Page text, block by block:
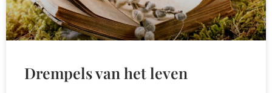
Drempels van het leven